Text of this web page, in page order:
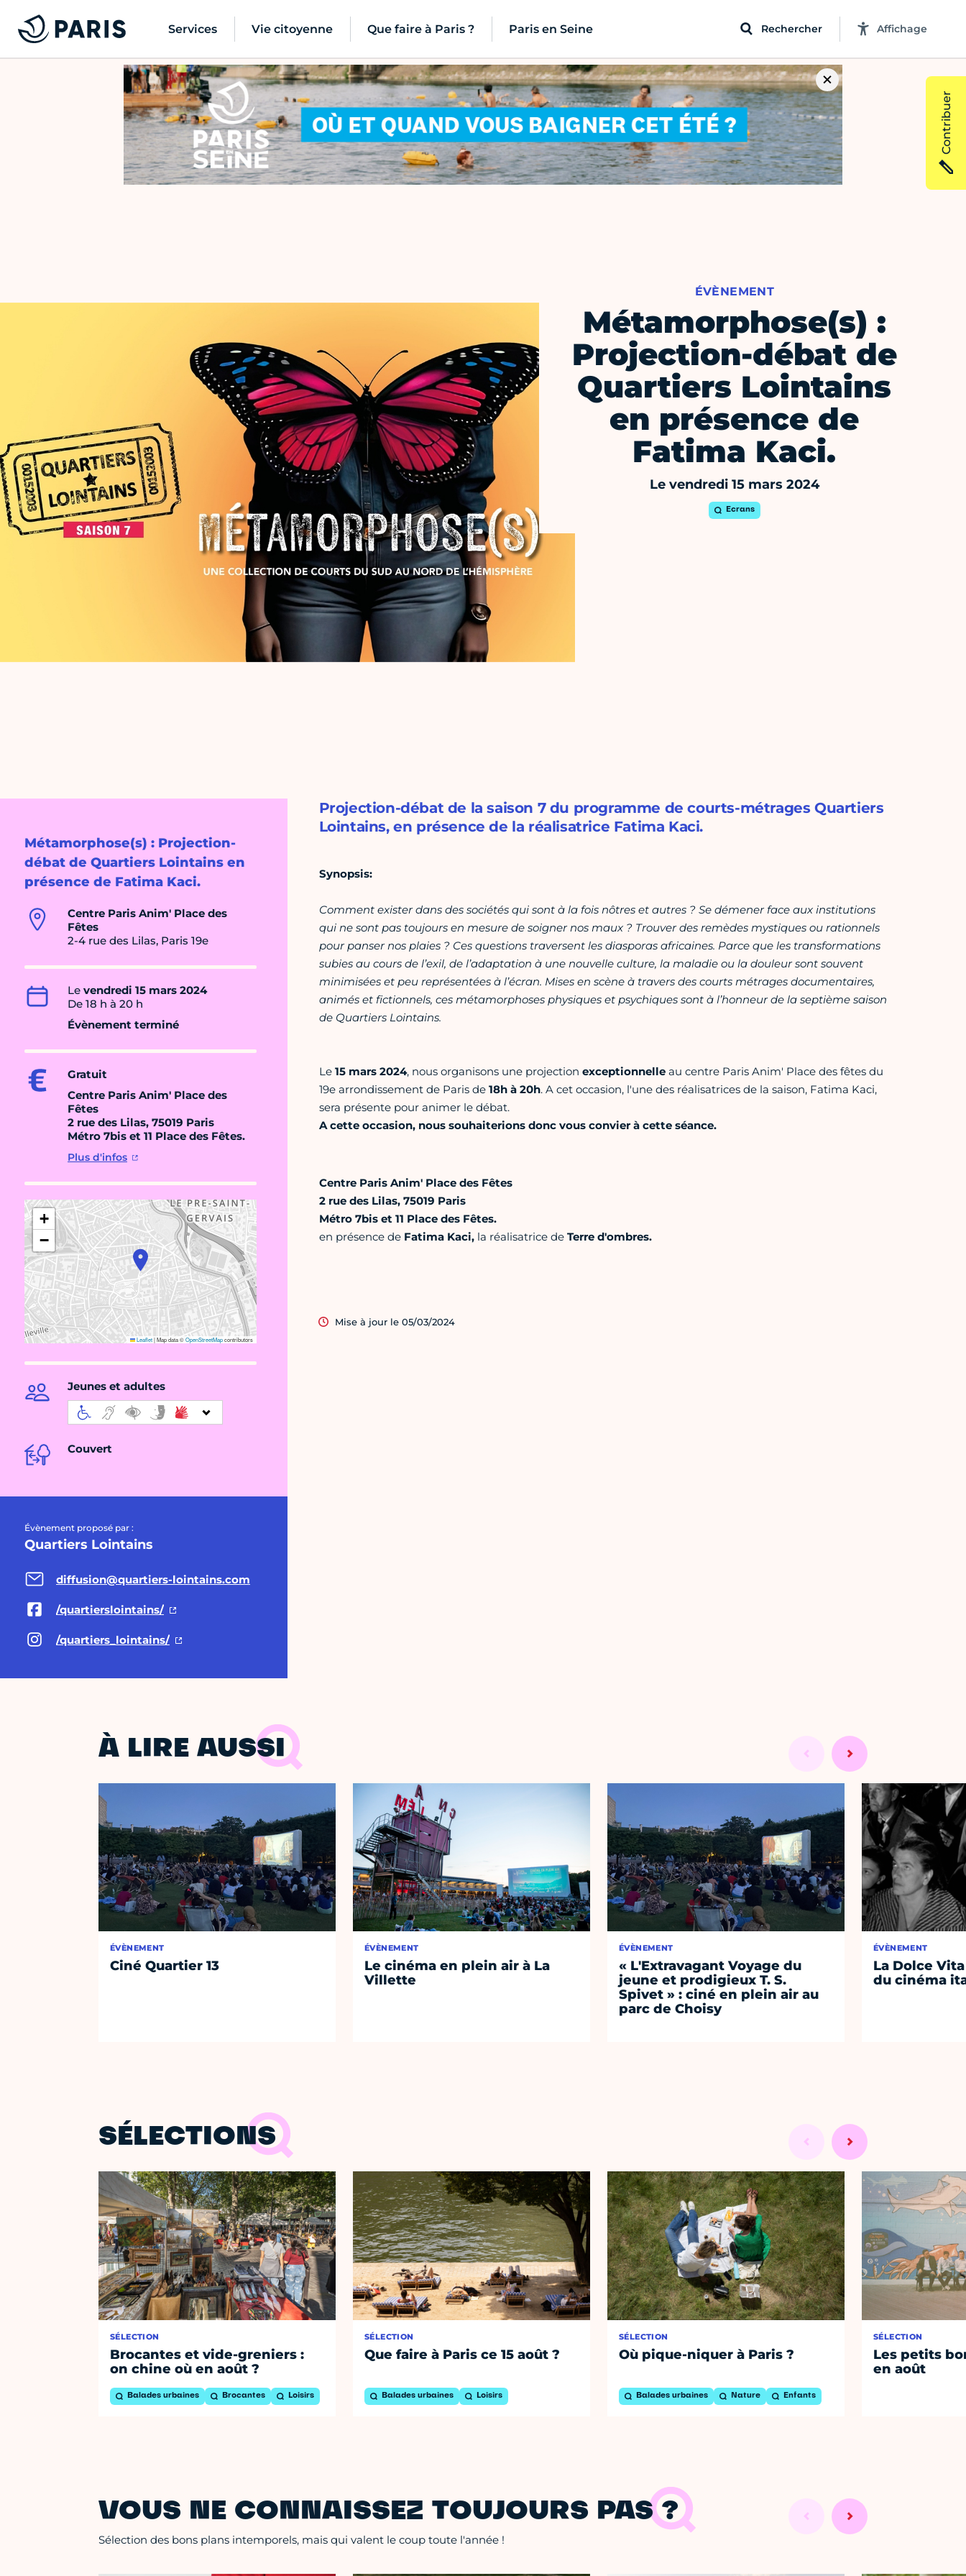
Services Vie citoyenne Que faire à Paris ? Paris en Seine Rechercher Affichage
ÉVÈNEMENT
Métamorphose(s) :
Projection-débat de
Quartiers Lointains
en présence de
Fatima Kaci.
Le vendredi 15 mars 2024
Ecrans
Métamorphose(s) : Projection-
débat de Quartiers Lointains en
présence de Fatima Kaci.
Centre Paris Anim' Place des
Fêtes
2-4 rue des Lilas, Paris 19e
Le vendredi 15 mars 2024
De 18 h à 20 h
Évènement terminé
Gratuit
Centre Paris Anim' Place des
Fêtes
2 rue des Lilas, 75019 Paris
Métro 7bis et 11 Place des Fêtes.
Plus d'infos
+
−
Leaflet|Map data ©OpenStreetMapcontributors
Jeunes et adultes
Couvert
Évènement proposé par :
Quartiers Lointains
diffusion@quartiers-lointains.com
/quartierslointains/
/quartiers_lointains/
Projection-débat de la saison 7 du programme de courts-métrages Quartiers
Lointains, en présence de la réalisatrice Fatima Kaci.
Synopsis:
Comment exister dans des sociétés qui sont à la fois nôtres et autres ? Se démener face aux institutions
qui ne sont pas toujours en mesure de soigner nos maux ? Trouver des remèdes mystiques ou rationnels
pour panser nos plaies ? Ces questions traversent les diasporas africaines. Parce que les transformations
subies au cours de l’exil, de l’adaptation à une nouvelle culture, la maladie ou la douleur sont souvent
minimisées et peu représentées à l’écran. Mises en scène à travers des courts métrages documentaires,
animés et fictionnels, ces métamorphoses physiques et psychiques sont à l’honneur de la septième saison
de Quartiers Lointains.
Le15 mars 2024, nous organisons une projection exceptionnelleau centre Paris Anim' Place des fêtes du
19e arrondissement de Paris de 18h à 20h. A cet occasion, l'une des réalisatrices de la saison, Fatima Kaci,
sera présente pour animer le débat.
A cette occasion, nous souhaiterions donc vous convier à cette séance.
Centre Paris Anim' Place des Fêtes
2 rue des Lilas, 75019 Paris
Métro 7bis et 11 Place des Fêtes.
e​n présence deFatima Kaci,la réalisatrice deTerre d'ombres.
Mise à jour le 05/03/2024
À LIRE AUSSI
ÉVÈNEMENT
Ciné Quartier 13
ÉVÈNEMENT
Le cinéma en plein air à La
Villette
ÉVÈNEMENT
« L'Extravagant Voyage du
jeune et prodigieux T. S.
Spivet » : ciné en plein air au
parc de Choisy
ÉVÈNEMENT
La Dolce
du cinéma
SÉLECTIONS
SÉLECTION
Brocantes et vide-greniers :
on chine où en août ?
Balades urbaines Brocantes Loisirs
SÉLECTION
Que faire à Paris ce 15 août ?
Balades urbaines Loisirs
SÉLECTION
Où pique-niquer à Paris ?
Balades urbaines Nature Enfants
SÉLECTION
Les petits
en août
VOUS NE CONNAISSEZ TOUJOURS PAS ?
Sélection des bons plans intemporels, mais qui valent le coup toute l'année !
Contribuer